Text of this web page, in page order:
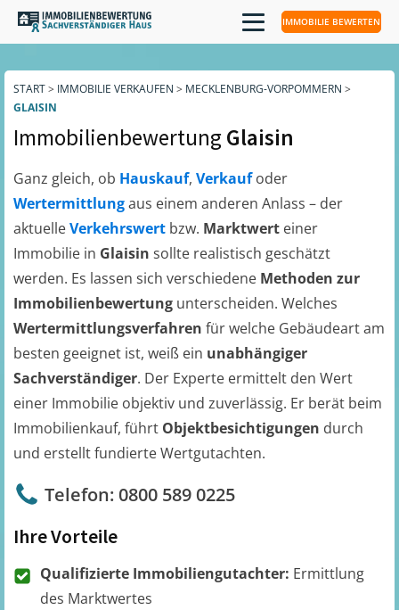
IMMOBILIE BEWERTEN
START> IMMOBILIE VERKAUFEN > MECKLENBURG-VORPOMMERN >
GLAISIN
ImmobilienbewertungGlaisin
Ganz gleich, ob Hauskauf, Verkaufoder
Wertermittlungaus einem anderen Anlass – der
aktuelleVerkehrswert bzw. Marktwert einer
Immobilie in Glaisin sollte realistisch geschätzt
werden. Es lassen sich verschiedene Methoden zur
Immobilienbewertung unterscheiden. Welches
Wertermittlungsverfahren für welche Gebäudeart am
besten geeignet ist, weiß ein unabhängiger
Sachverständiger. Der Experte ermittelt den Wert
einer Immobilie objektiv und zuverlässig. Er berät beim
Immobilienkauf, führt Objektbesichtigungen durch
und erstellt fundierte Wertgutachten.
Telefon: 0800 589 0225
Ihre Vorteile
Qualifizierte Immobiliengutachter: Ermittlung
des Marktwertes